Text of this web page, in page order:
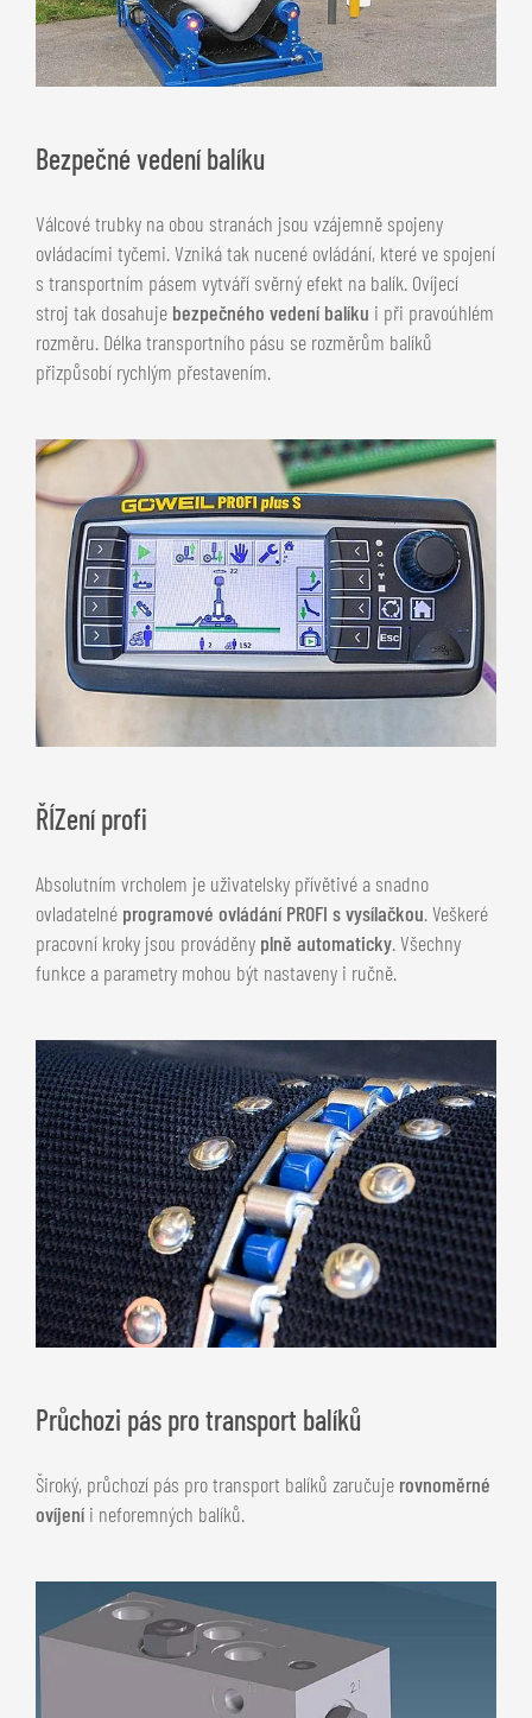
Bezpečné vedení balíku
Válcové trubky na obou stranách jsou vzájemně spojeny
ovládacími tyčemi. Vzniká tak nucené ovládání, které ve spojení
s transportním pásem vytváří svěrný efekt na balík. Ovíjecí
stroj tak dosahuje bezpečného vedení balíku i při pravoúhlém
rozměru. Délka transportního pásu se rozměrům balíků
přizpůsobí rychlým přestavením.
ŘÍZení profi
Absolutním vrcholem je uživatelsky přívětivé a snadno
ovladatelné programové ovládání PROFI s vysílačkou. Veškeré
pracovní kroky jsou prováděny plně automaticky. Všechny
funkce a parametry mohou být nastaveny i ručně.
Průchozi pás pro transport balíků
Široký, průchozí pás pro transport balíků zaručuje rovnoměrné
ovíjení i neforemných balíků.